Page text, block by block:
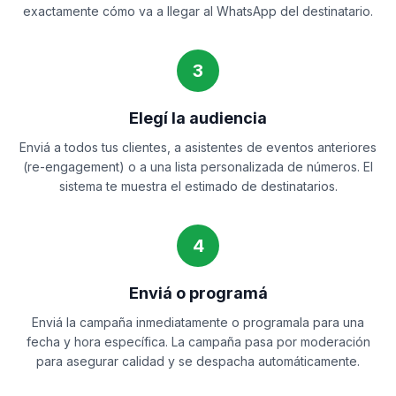
exactamente cómo va a llegar al WhatsApp del destinatario.
3
Elegí la audiencia
Enviá a todos tus clientes, a asistentes de eventos anteriores
(re-engagement) o a una lista personalizada de números. El
sistema te muestra el estimado de destinatarios.
4
Enviá o programá
Enviá la campaña inmediatamente o programala para una
fecha y hora específica. La campaña pasa por moderación
para asegurar calidad y se despacha automáticamente.